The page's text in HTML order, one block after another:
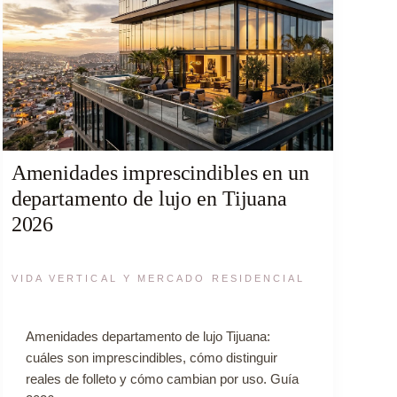
Amenidades imprescindibles en un
departamento de lujo en Tijuana
2026
VIDA VERTICAL Y MERCADO RESIDENCIAL
Amenidades departamento de lujo Tijuana:
cuáles son imprescindibles, cómo distinguir
reales de folleto y cómo cambian por uso. Guía